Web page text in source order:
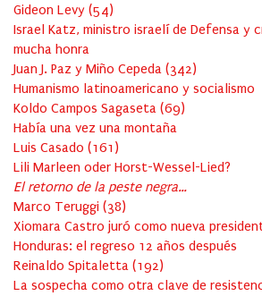
Gideon Levy (54)
Israel Katz, ministro israelí de Defensa y
mucha honra
Juan J. Paz y Miño Cepeda (342)
Humanismo latinoamericano y socialismo
Koldo Campos Sagaseta (69)
Había una vez una montaña
Luis Casado (161 )
Lili Marleen oder Horst-Wessel-Lied?
El retorno de la peste negra…
Marco Teruggi (38)
Xiomara Castro juró como nueva
Honduras: el regreso 12 años después
Reinaldo Spitaletta (192)
La sospecha como otra clave de